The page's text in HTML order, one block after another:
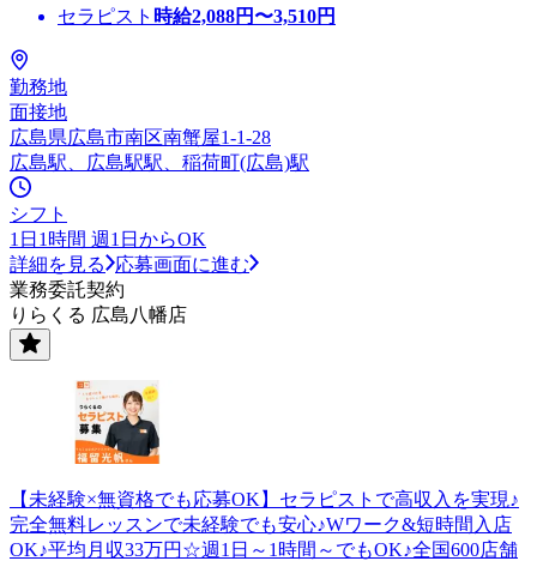
セラピスト 時給2,088円〜3,510円
勤務地
面接地
広島県広島市南区南蟹屋1-1-28
広島駅、広島駅駅、稲荷町(広島)駅
シフト
1日1時間 週1日からOK
詳細を見る
応募画面に進む
業務委託契約
りらくる 広島八幡店
【未経験×無資格でも応募OK】セラピストで高収入を実現♪
完全無料レッスンで未経験でも安心♪Wワーク&短時間入店
OK♪平均月収33万円☆週1日～1時間～でもOK♪全国600店舗